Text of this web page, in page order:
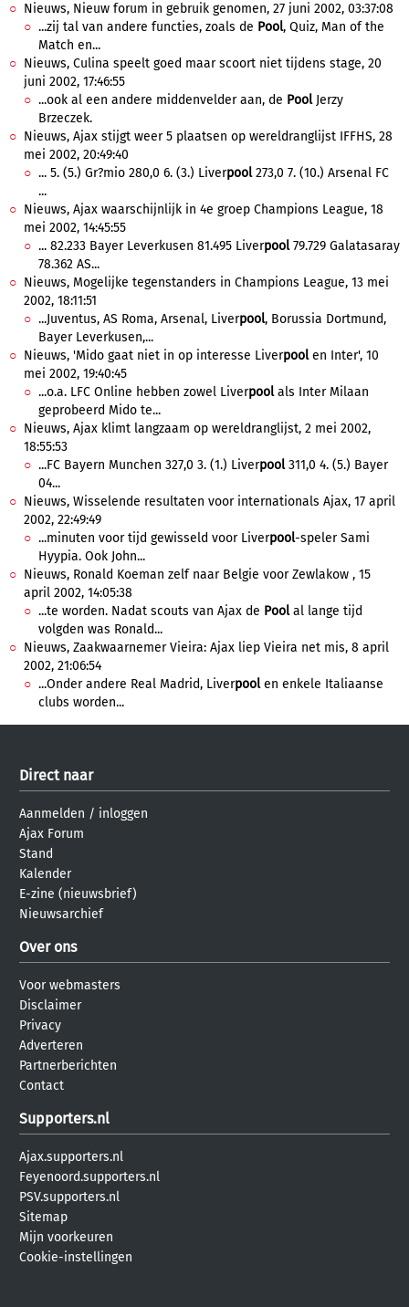
Nieuws, Nieuw forum in gebruik genomen, 27 juni 2002, 03:37:08
...zij tal van andere functies, zoals de Pool, Quiz, Man of the
Match en...
Nieuws, Culina speelt goed maar scoort niet tijdens stage, 20
juni 2002, 17:46:55
...ook al een andere middenvelder aan, de PoolJerzy
Brzeczek.
Nieuws, Ajax stijgt weer 5 plaatsen op wereldranglijst IFFHS, 28
mei 2002, 20:49:40
... 5. (5.) Gr?mio 280,0 6. (3.) Liverpool273,0 7. (10.) Arsenal FC
...
Nieuws, Ajax waarschijnlijk in 4e groep Champions League, 18
mei 2002, 14:45:55
... 82.233 Bayer Leverkusen 81.495 Liverpool79.729 Galatasaray
78.362 AS...
Nieuws, Mogelijke tegenstanders in Champions League, 13 mei
2002, 18:11:51
...Juventus, AS Roma, Arsenal, Liverpool, Borussia Dortmund,
Bayer Leverkusen,...
Nieuws, 'Mido gaat niet in op interesse Liverpoolen Inter', 10
mei 2002, 19:40:45
...o.a. LFC Online hebben zowel Liverpoolals Inter Milaan
geprobeerd Mido te...
Nieuws, Ajax klimt langzaam op wereldranglijst, 2 mei 2002,
18:55:53
...FC Bayern Munchen 327,0 3. (1.) Liverpool311,0 4. (5.) Bayer
04...
Nieuws, Wisselende resultaten voor internationals Ajax, 17 april
2002, 22:49:49
...minuten voor tijd gewisseld voor Liverpool-speler Sami
Hyypia. Ook John...
Nieuws, Ronald Koeman zelf naar Belgie voor Zewlakow , 15
april 2002, 14:05:38
...te worden. Nadat scouts van Ajax de Poolal lange tijd
volgden was Ronald...
Nieuws, Zaakwaarnemer Vieira: Ajax liep Vieira net mis, 8 april
2002, 21:06:54
...Onder andere Real Madrid, Liverpoolen enkele Italiaanse
clubs worden...
Direct naar
Aanmelden / inloggen
Ajax Forum
Stand
Kalender
E-zine (nieuwsbrief)
Nieuwsarchief
Over ons
Voor webmasters
Disclaimer
Privacy
Adverteren
Partnerberichten
Contact
Supporters.nl
Ajax.supporters.nl
Feyenoord.supporters.nl
PSV.supporters.nl
Sitemap
Mijn voorkeuren
Cookie-instellingen